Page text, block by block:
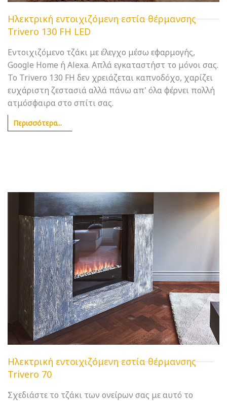
Ηλεκτρική εντοιχιζόμενη εστία θέρμανσης
Trivero 130 FH LED
Εντοιχιζόμενο τζάκι με έλεγχο μέσω εφαρμογής,
Google Home ή Alexa. Απλά εγκαταστήστ το μόνοι σας.
Το Trivero 130 FH δεν χρειάζεται καπνοδόχο, χαρίζει
ευχάριστη ζεστασιά αλλά πάνω απ' όλα φέρνει πολλή
ατμόσφαιρα στο σπίτι σας.
Περισσότερα...
Ηλεκτρική εντοιχιζόμενη εστία θέρμανσης
Trivero 70
Σχεδιάστε το τζάκι των ονείρων σας με αυτό το